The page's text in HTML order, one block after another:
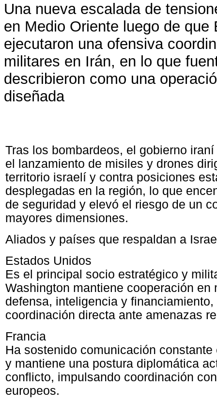
Una nueva escalada de
en Medio Oriente luego de
ejecutaron una ofensiva
militares en Irán, en lo que
describieron como una
diseñada
Tras los bombardeos, el gobierno
el lanzamiento de misiles y drones
territorio israelí y contra posiciones
desplegadas en la región, lo que
de seguridad y elevó el riesgo de un
mayores dimensiones.
Aliados y países que respaldan a
Estados Unidos
Es el principal socio estratégico y
Washington mantiene cooperación en
defensa, inteligencia y
coordinación directa ante amenazas
Francia
Ha sostenido comunicación
y mantiene una postura diplomática
conflicto, impulsando coordinación
europeos.